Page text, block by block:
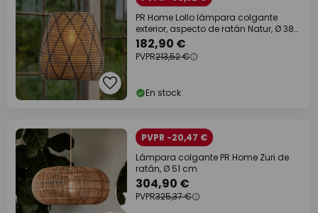
PR Home Lollo lámpara colgante
exterior, aspecto de ratán Natur, Ø 38
cm
182,90 €
PVPR213,52 €
En stock
PVPR -20,47 €
Lámpara colgante PR Home Zuri de
ratán, Ø 51 cm
304,90 €
PVPR325,37 €